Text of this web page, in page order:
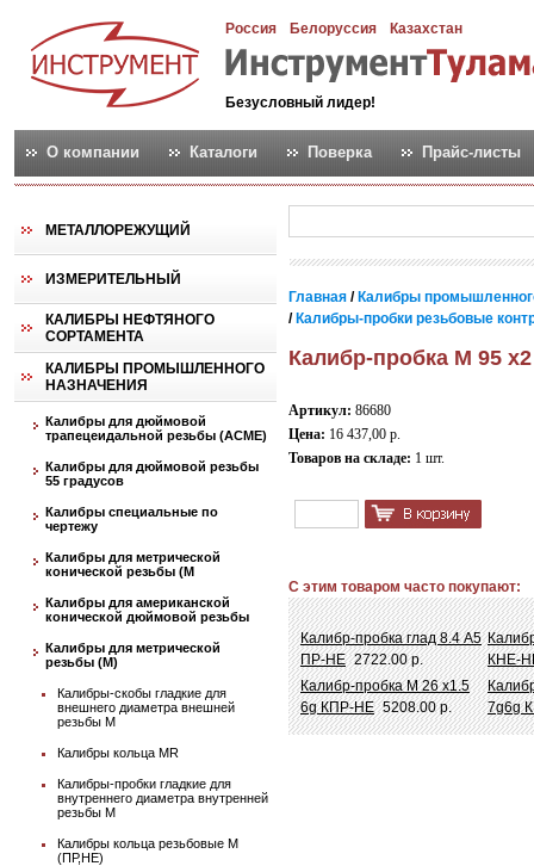
Россия Белоруссия Казахстан
Безусловный лидер!
О компании Каталоги Поверка Прайс-листы
МЕТАЛЛОРЕЖУЩИЙ
ИЗМЕРИТЕЛЬНЫЙ
КАЛИБРЫ НЕФТЯНОГО
СОРТАМЕНТА
КАЛИБРЫ ПРОМЫШЛЕННОГО
НАЗНАЧЕНИЯ
Калибры для дюймовой
трапецеидальной резьбы (АСМЕ)
Калибры для дюймовой резьбы
55 градусов
Калибры специальные по
чертежу
Калибры для метрической
конической резьбы (М
Калибры для американской
конической дюймовой резьбы
Калибры для метрической
резьбы (М)
Калибры-скобы гладкие для
внешнего диаметра внешней
резьбы М
Калибры кольца MR
Калибры-пробки гладкие для
внутреннего диаметра внутренней
резьбы М
Калибры кольца резьбовые М
(ПР,НЕ)
Главная / Калибры
/ Калибры-пробки резьбовые
Калибр-пробка М 95
Артикул: 86680
Цена: 16 437,00 р.
Товаров на складе: 1 шт.
С этим товаром часто покупают:
Калибр-пробка глад 8.4 A5
ПР-НЕ 2722.00 р.
КНЕ-
Калибр-пробка М 26 х1.5
6g КПР-НЕ 5208.00 р.
7g6g